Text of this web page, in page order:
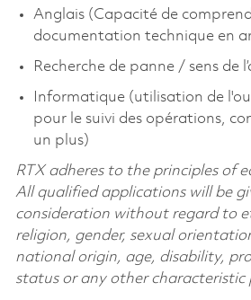
Anglais (Capacité de
documentation technique en
Recherche de panne / sens de
Informatique (utilisation de
pour le suivi des opérations,
un plus)
RTX adheres to the principles of
All qualified applications will be
consideration without regard to
religion, gender, sexual
national origin, age, disability,
status or any other characteristic